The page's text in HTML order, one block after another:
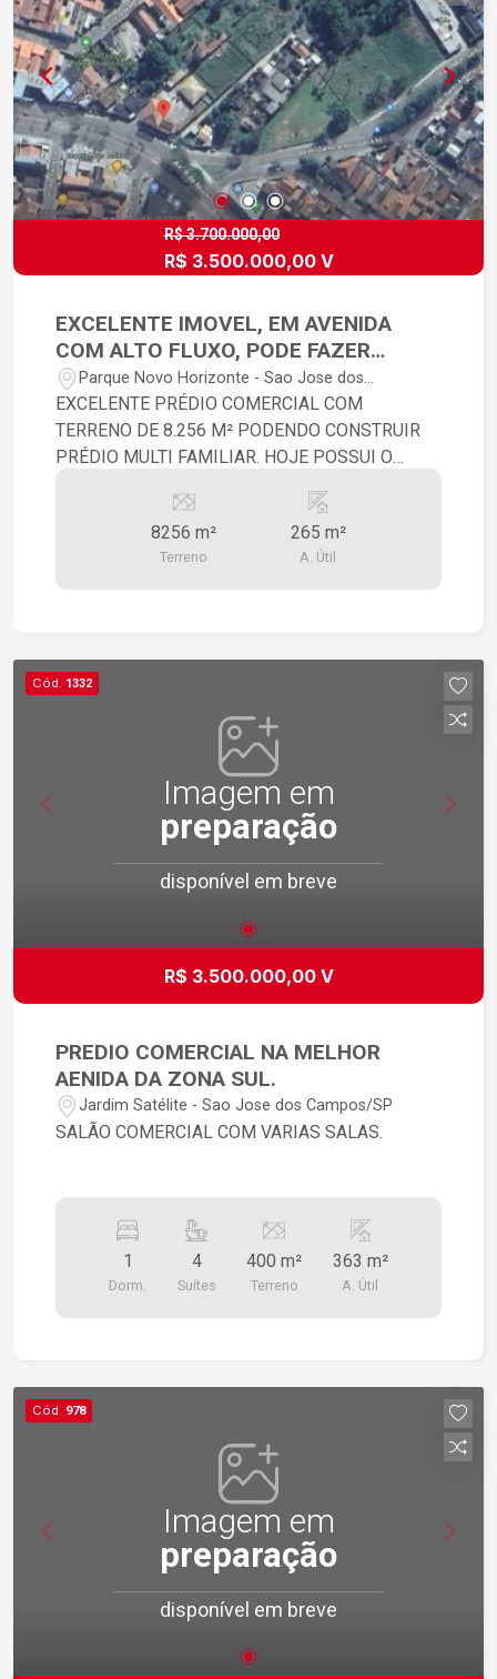
R$ 3.700.000,00
R$ 3.500.000,00 V
EXCELENTE IMOVEL, EM AVENIDA
COM ALTO FLUXO, PODE FAZER
PRÉDIO!
Parque Novo Horizonte - Sao Jose dos
Campos/SP
EXCELENTE PRÉDIO COMERCIAL COM
TERRENO DE 8.256 M² PODENDO CONSTRUIR
PRÉDIO MULTI FAMILIAR. HOJE POSSUI O
8256 m²
Terreno
265 m²
A. Útil
Cód. 1332
Imagem em
preparação
disponível em breve
R$ 3.500.000,00 V
PREDIO COMERCIAL NA MELHOR
AENIDA DA ZONA SUL.
Jardim Satélite - Sao Jose dos Campos/SP
SALÃO COMERCIAL COM VARIAS SALAS.
1
Dorm.
4
Suítes
400 m²
Terreno
363 m²
A. Útil
Cód. 978
Imagem em
preparação
disponível em breve